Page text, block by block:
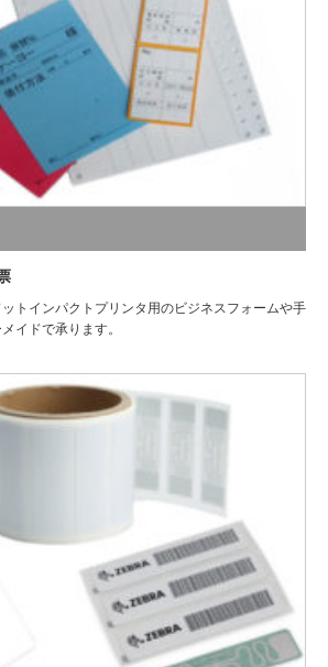
トインパクトプリンタ用のビジネスフォームや手
イドで承ります。